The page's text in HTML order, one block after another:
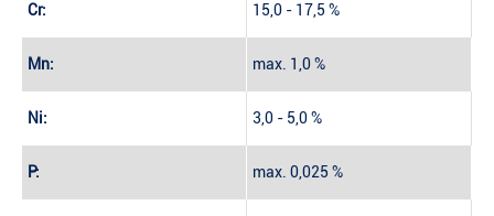
Cr: 15,0 - 17,5 %
Mn: max. 1,0 %
Ni: 3,0 - 5,0 %
P: max. 0,025 %